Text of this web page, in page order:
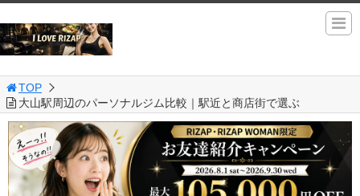
TOP
大山駅周辺のパーソナルジム比較｜駅近と商店街で選ぶ